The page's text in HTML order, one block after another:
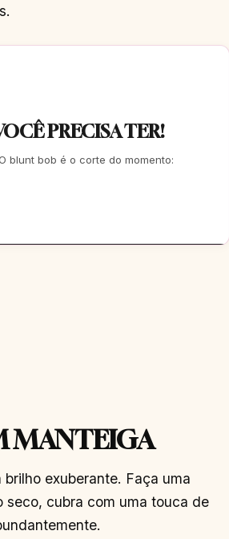
PRECISA TER!
blunt bob é o corte do momento:
MANTEIGA
exuberante. Faça uma
seco, cubra com uma touca de